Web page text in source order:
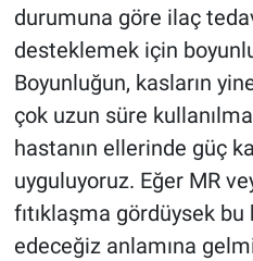
durumuna göre ilaç
desteklemek için
Boyunluğun, kasların
çok uzun süre
hastanın ellerinde güç
uyguluyoruz. Eğer MR
fıtıklaşma gördüysek
edeceğiz anlamına